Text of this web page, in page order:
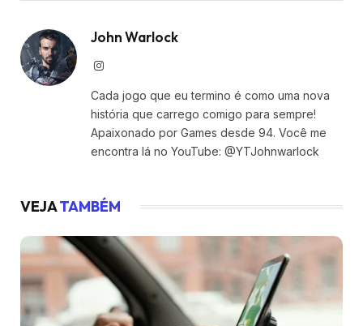
John Warlock
Instagram
Cada jogo que eu termino é como uma nova
história que carrego comigo para sempre!
Apaixonado por Games desde 94. Você me
encontra lá no YouTube: @YTJohnwarlock
VEJATAMBÉM